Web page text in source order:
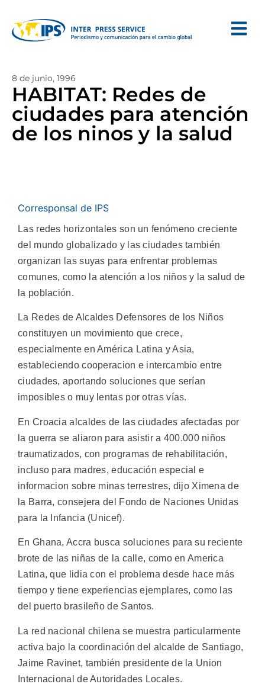
8 de junio, 1996
HABITAT: Redes de
ciudades para atención
de los ninos y la salud
Corresponsal de IPS
Las redes horizontales son un fenómeno creciente
del mundo globalizado y las ciudades también
organizan las suyas para enfrentar problemas
comunes, como la atención a los niños y la salud de
la población.
La Redes de Alcaldes Defensores de los Niños
constituyen un movimiento que crece,
especialmente en América Latina y Asia,
estableciendo cooperacion e intercambio entre
ciudades, aportando soluciones que serían
imposibles o muy lentas por otras vías.
En Croacia alcaldes de las ciudades afectadas por
la guerra se aliaron para asistir a 400.000 niños
traumatizados, con programas de rehabilitación,
incluso para madres, educación especial e
informacion sobre minas terrestres, dijo Ximena de
la Barra, consejera del Fondo de Naciones Unidas
para la Infancia (Unicef).
En Ghana, Accra busca soluciones para su reciente
brote de las niñas de la calle, como en America
Latina, que lidia con el problema desde hace más
tiempo y tiene experiencias ejemplares, como las
del puerto brasileño de Santos.
La red nacional chilena se muestra particularmente
activa bajo la coordinación del alcalde de Santiago,
Jaime Ravinet, también presidente de la Union
Internacional de Autoridades Locales.